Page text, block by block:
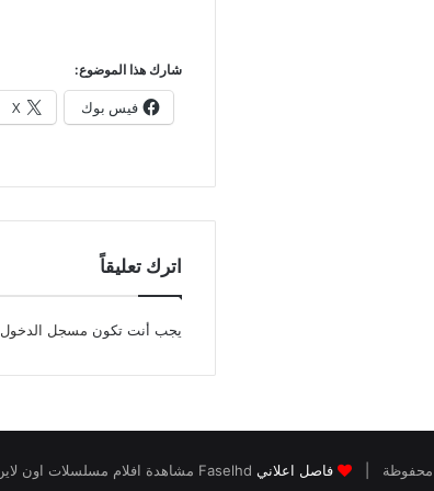
شارك هذا الموضوع:
فيس بوك X
اترك تعليقاً
يجب أنت تكون مسجل الدخول
فاصل اعلاني